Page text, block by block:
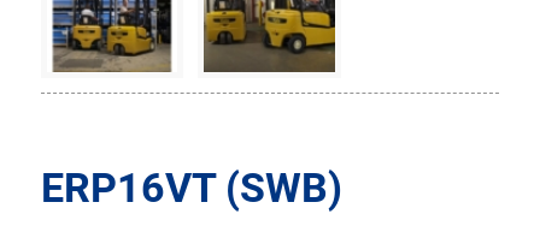
ERP16VT (SWB)